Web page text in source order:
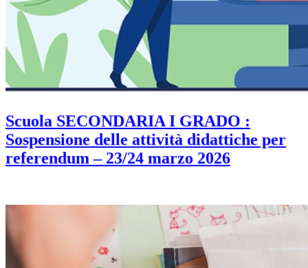
Scuola SECONDARIA I GRADO :
Sospensione delle attività didattiche per
referendum – 23/24 marzo 2026